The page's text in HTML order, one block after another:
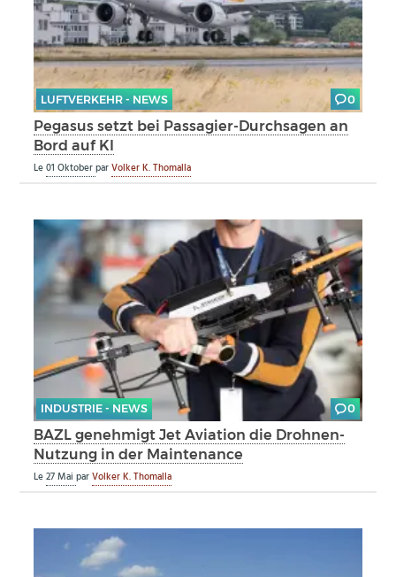
LUFTVERKEHR - NEWS 0
Pegasus setzt bei Passagier-Durchsagen an
Bord auf KI
Le01 OktoberparVolker K. Thomalla
INDUSTRIE - NEWS 0
BAZL genehmigt Jet Aviation die Drohnen-
Nutzung in der Maintenance
Le27 MaiparVolker K. Thomalla